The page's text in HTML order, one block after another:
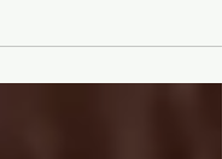
inflamatórias. A